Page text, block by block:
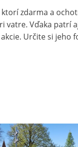
zdarma a
vatre. Vďaka patrí
Určite si jeho